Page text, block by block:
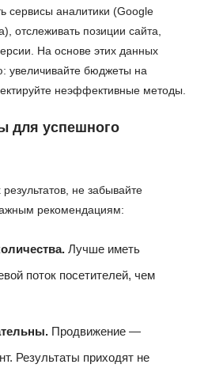
сервисы аналитики (Google
отслеживать позиции сайта,
На основе этих данных
увеличивайте бюджеты на
неэффективные методы.
для успешного
не забывайте
рекомендациям:
Лучше иметь
поток посетителей, чем
Продвижение —
Результаты приходят не